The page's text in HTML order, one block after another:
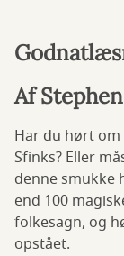
Af
Har du hørt om
Sfinks? Eller
denne smukke
end 100
folkesagn, og
opstået.